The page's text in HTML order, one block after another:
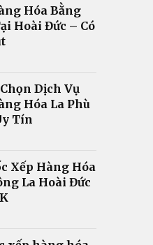
Hóa Bằng
Hoài Đức – Có
Dịch Vụ
Hóa La Phù
Tín
Xếp Hàng Hóa
La Hoài Đức